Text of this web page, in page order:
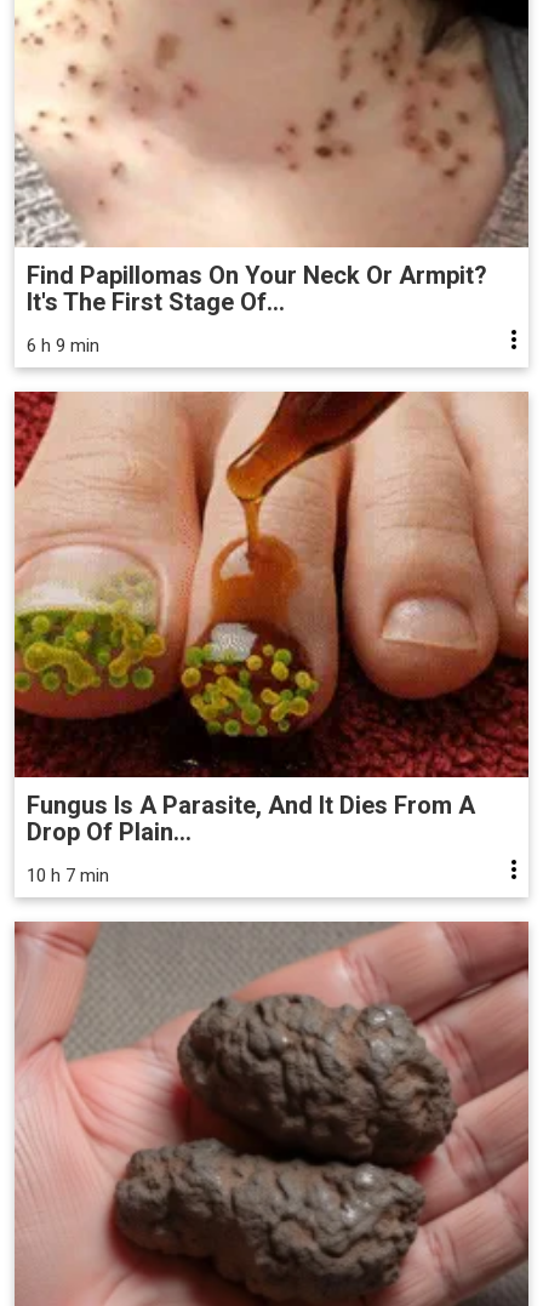
Find Papillomas On Your Neck Or Armpit?
It's The First Stage Of...
6 h 9 min
Fungus Is A Parasite, And It Dies From A
Drop Of Plain...
10 h 7 min